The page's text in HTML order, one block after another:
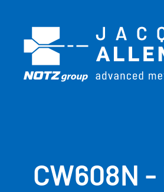
CW608N